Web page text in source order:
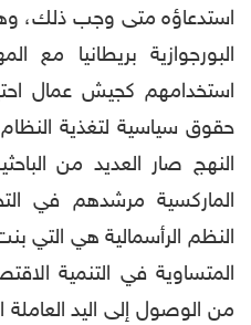
استدعاؤه متى وجب ذلك،
البورجوازية بريطانيا مع
استخدامهم كجيش عمال
حقوق سياسية لتغذية
النهج صار العديد من
الماركسية مرشدهم في
النظم الرأسمالية هي التي
المتساوية في التنمية
من الوصول إلى اليد